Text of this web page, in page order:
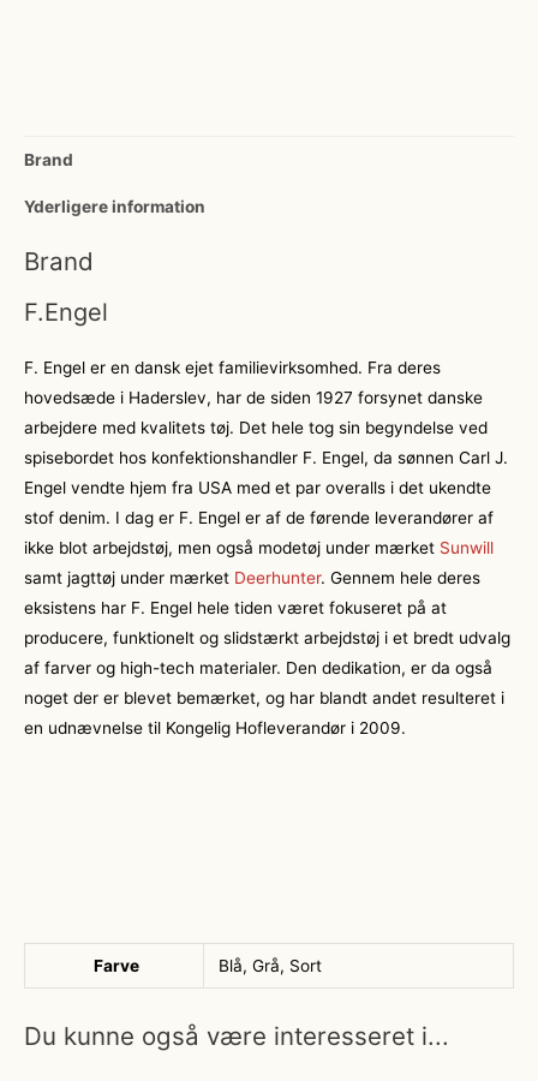
Brand
Yderligere information
Brand
F.Engel
F. Engel er en dansk ejet familievirksomhed. Fra deres
hovedsæde i Haderslev, har de siden 1927 forsynet danske
arbejdere med kvalitets tøj. Det hele tog sin begyndelse ved
spisebordet hos konfektionshandler F. Engel, da sønnen Carl J.
Engel vendte hjem fra USA med et par overalls i det ukendte
stof denim. I dag er F. Engel er af de førende leverandører af
ikke blot arbejdstøj, men også modetøj under mærket Sunwill
samt jagttøj under mærket Deerhunter. Gennem hele deres
eksistens har F. Engel hele tiden været fokuseret på at
producere, funktionelt og slidstærkt arbejdstøj i et bredt udvalg
af farver og high-tech materialer. Den dedikation, er da også
noget der er blevet bemærket, og har blandt andet resulteret i
en udnævnelse til Kongelig Hofleverandør i 2009.
Farve Blå, Grå, Sort
Du kunne også være interesseret i...